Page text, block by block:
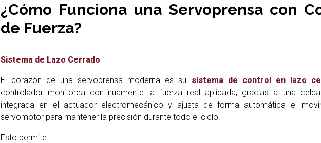
¿Cómo Funciona una Servoprensa con
de Fuerza?
Sistema de Lazo Cerrado
El corazón de una servoprensa moderna es su sistema de control en lazo
controlador monitorea continuamente la fuerza real aplicada, gracias a una
integrada en el actuador electromecánico y ajusta de forma automática el
servomotor para mantener la precisión durante todo el ciclo.
Esto permite: